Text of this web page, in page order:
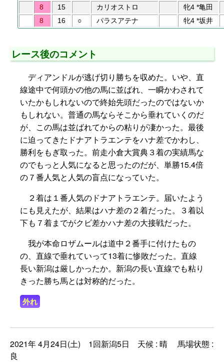
8
15 カリオストロ
牝4 *亀田
8
16 ○ パラスアテナ 牝4 *坂井
レース後のコメント
ディアンドルが逃げ切り勝ちを収めた。いや、直
線途中で何頭かの他の馬に並ばれ、一瞬かわされて
いたかもしれないので終始先頭だったのではないか
もしれない。普通の馬ならそこから垂れていくのだ
が、この馬は並ばれてからの粘りが凄かった。最後
に迫ってきたドナアトラエンテをハナ差でかわし、
勝利をもぎ取った。前走小倉大賞典３着の実績馬な
のでもっと人気になると思ったのだが、単勝15.4倍
の７番人気と人気の盲点になっていた。
２着は１番人気のドナアトラエンテ。届いたよう
にも見えたが、結果はハナ差の２着だった。３着以
下も７着までがクビ差かハナ差の大接戦だった。
我が本命ロザムールは道中２番手に付けたもの
の、直線で垂れていって13着に惨敗だった。直線
長い新潟は厳しかったか。新潟の長い直線でも粘り
きった勝ち馬とは対称的だった。
外れ
2021年 4月24日(土) 1回新潟5日 天候 : 晴 馬場状態 :
良